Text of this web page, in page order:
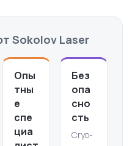
Sokolov Laser
Опы
тны
е
спе
циа
Без
опа
сно
сть
Cryo-